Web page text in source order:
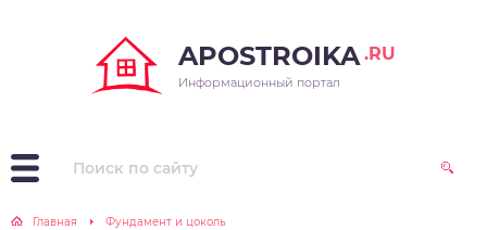
APOSTROIKA .RU
Информационный портал
Главная Фундамент и цоколь